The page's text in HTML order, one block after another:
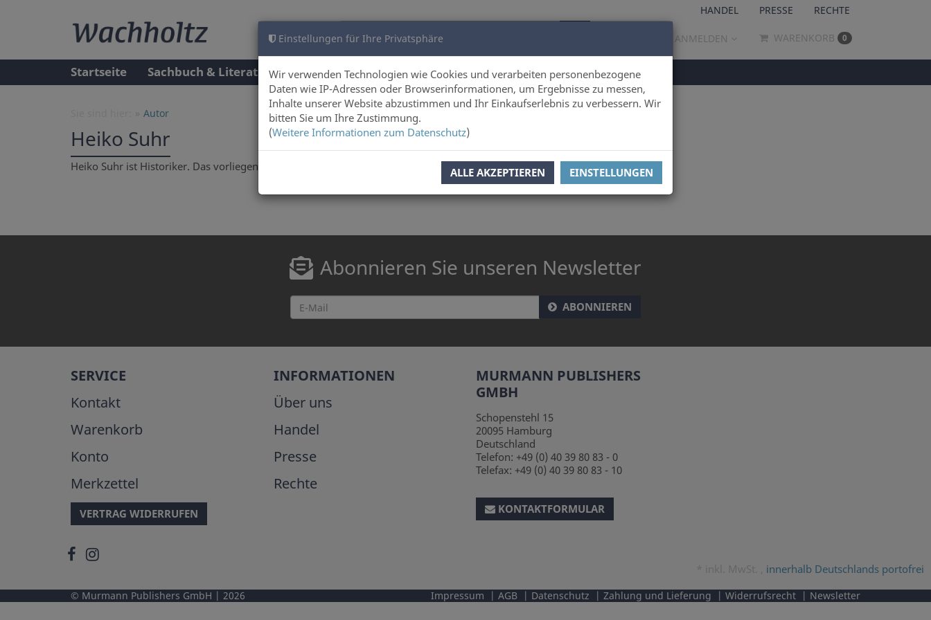
Einstellungen für Ihre Privatsphäre
Wir verwenden Technologien wie Cookies und verarbeiten personenbezogene
Daten wie IP-Adressen oder Browserinformationen, um Ergebnisse zu messen,
Inhalte unserer Website abzustimmen und Ihr Einkaufserlebnis zu verbessern. Wir
bitten Sie um Ihre Zustimmung.
(Weitere Informationen zum Datenschutz)
ALLE AKZEPTIEREN EINSTELLUNGEN
HANDEL PRESSE RECHTE
ANMELDEN WARENKORB 0
Startseite Sachbuch & Literatur Autoren Über uns
Autor
Heiko Suhr
Heiko Suhr ist Historiker. Das vorliegende Werk ist seine Dissertation, sie entstand an der Universität Vechta.
Abonnieren Sie unseren Newsletter
ABONNIEREN
SERVICE
Kontakt
Warenkorb
Konto
Merkzettel
VERTRAG WIDERRUFEN
INFORMATIONEN
Über uns
Handel
Presse
Rechte
MURMANN PUBLISHERS
GMBH
Schopenstehl 15
20095 Hamburg
Deutschland
Telefon: +49 (0) 40 39 80 83 - 0
Telefax: +49 (0) 40 39 80 83 - 10
KONTAKTFORMULAR
innerhalb Deutschlands portofrei
Murmann Publishers GmbH 2026 Impressum AGB Datenschutz Zahlung und Lieferung Widerrufsrecht Newsletter